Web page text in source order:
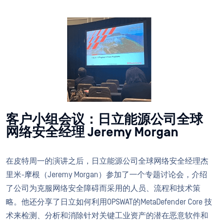
客户小组会议：日立能源公司全球
网络安全经理 Jeremy Morgan
在皮特周一的演讲之后，日立能源公司全球网络安全经理杰
里米-摩根（Jeremy Morgan）参加了一个专题讨论会，介绍
了公司为克服网络安全障碍而采用的人员、流程和技术策
略。他还分享了日立如何利用OPSWAT的MetaDefender Core 技
术来检测、分析和消除针对关键工业资产的潜在恶意软件和